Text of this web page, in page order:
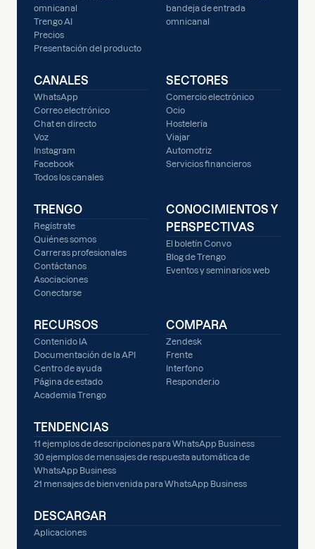
omnicanal
Trengo AI
Precios
Presentación del producto
bandeja de entrada
omnicanal
CANALES
WhatsApp
Correo electrónico
Chat en directo
Voz
Instagram
Facebook
Todos los canales
SECTORES
Comercio electrónico
Ocio
Hostelería
Viajar
Automotriz
Servicios financieros
TRENGO
Regístrate
Quiénes somos
Carreras profesionales
Contáctanos
Asociaciones
Conectarse
CONOCIMIENTOS Y
PERSPECTIVAS
El boletín Convo
Blog de Trengo
Eventos y seminarios web
RECURSOS
Contenido IA
Documentación de la API
Centro de ayuda
Página de estado
Academia Trengo
COMPARA
Zendesk
Frente
Interfono
Responder.io
TENDENCIAS
11 ejemplos de descripciones para WhatsApp Business
30 ejemplos de mensajes de respuesta automática de
WhatsApp Business
21 mensajes de bienvenida para WhatsApp Business
DESCARGAR
Aplicaciones